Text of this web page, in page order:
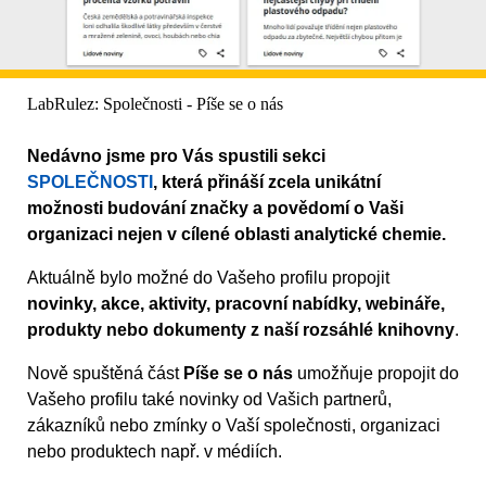
LabRulez: Společnosti - Píše se o nás
Nedávno jsme pro Vás spustili sekci
SPOLEČNOSTI , která přináší zcela unikátní
možnosti budování značky a povědomí o Vaši
organizaci nejen v cílené oblasti analytické chemie.
Aktuálně bylo možné do Vašeho profilu propojit
novinky, akce, aktivity, pracovní nabídky, webináře,
produkty nebo dokumenty z naší rozsáhlé knihovny.
Nově spuštěná část Píše se o nás umožňuje propojit do
Vašeho profilu také novinky od Vašich partnerů,
zákazníků nebo zmínky o Vaší společnosti, organizaci
nebo produktech např. v médiích.